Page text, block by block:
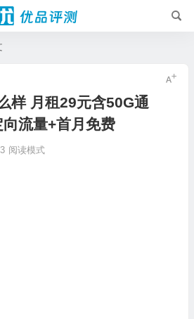
样 月租29元含50G通
流量+首月免费
阅读模式